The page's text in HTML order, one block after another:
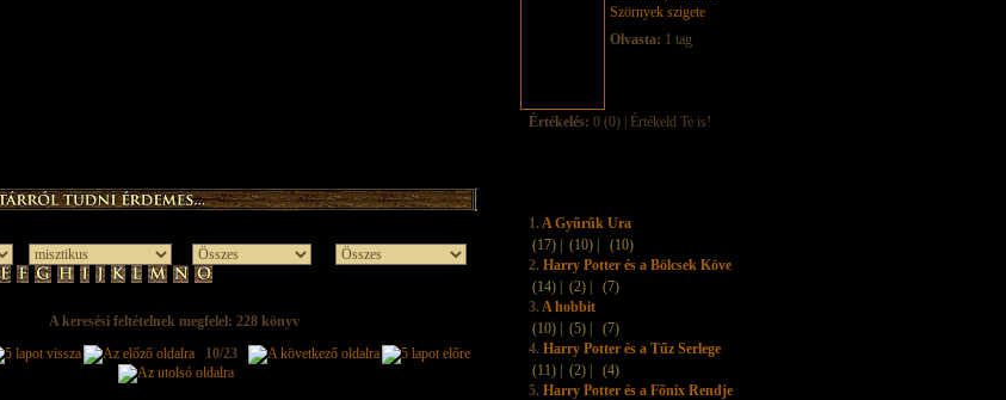
A keresési feltételnek megfelel: 228 könyv
10/23
Szörnyek szigete
Olvasta: 1 tag
Értékelés: 0 (0) | Értékeld Te is!
1.A Gyűrűk Ura
(17) |
(10) |
(10)
2. Harry Potter és a Bölcsek Köve
(14) |
(2) |
(7)
3.A hobbit
(10) |
(5) |
(7)
4. Harry Potter és a Tűz Serlege
(11) |
(2) |
(4)
5. Harry Potter és a Főnix Rendje